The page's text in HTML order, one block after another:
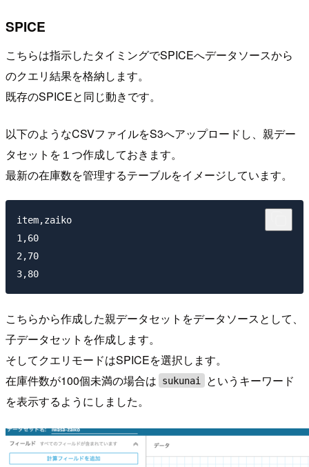
SPICE
こちらは指示したタイミングでSPICEへデータソースから
のクエリ結果を格納します。
既存のSPICEと同じ動きです。
以下のようなCSVファイルをS3へアップロードし、親デー
タセットを１つ作成しておきます。
最新の在庫数を管理するテーブルをイメージしています。
item,zaiko
1,60
2,70
こちらから作成した親データセットをデータソースとして、
子データセットを作成します。
そしてクエリモードはSPICEを選択します。
在庫件数が100個未満の場合は
sukunai
というキーワード
を表示するようにしました。